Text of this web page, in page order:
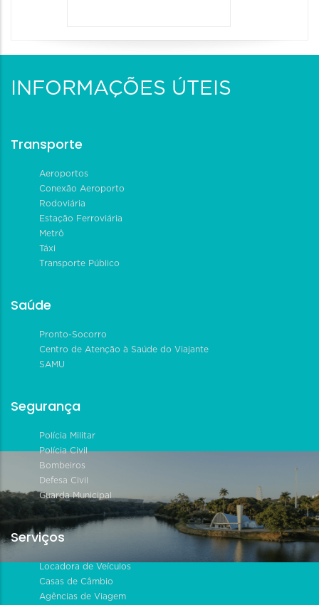
INFORMAÇÕES ÚTEIS
Transporte
Aeroportos
Conexão Aeroporto
Rodoviária
Estação Ferroviária
Metrô
Táxi
Transporte Público
Saúde
Pronto-Socorro
Centro de Atenção à Saúde do Viajante
SAMU
Segurança
Polícia Militar
Polícia Civil
Bombeiros
Defesa Civil
Guarda Municipal
Serviços
Locadora de Veículos
Casas de Câmbio
Agências de Viagem